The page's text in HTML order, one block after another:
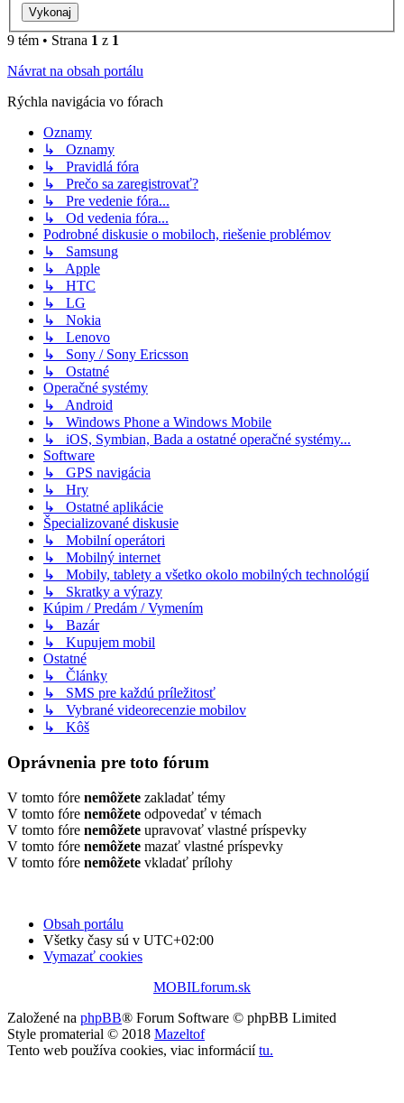
9 tém • Strana 1 z 1
Návrat na obsah portálu
Rýchla navigácia vo fórach
Oznamy
↳ Oznamy
↳ Pravidlá fóra
↳ Prečo sa zaregistrovať?
↳ Pre vedenie fóra...
↳ Od vedenia fóra...
Podrobné diskusie o mobiloch, riešenie problémov
↳ Samsung
↳ Apple
↳ HTC
↳ LG
↳ Nokia
↳ Lenovo
↳ Sony / Sony Ericsson
↳ Ostatné
Operačné systémy
↳ Android
↳ Windows Phone a Windows Mobile
↳ iOS, Symbian, Bada a ostatné operačné systémy...
Software
↳ GPS navigácia
↳ Hry
↳ Ostatné aplikácie
Špecializované diskusie
↳ Mobilní operátori
↳ Mobilný internet
↳ Mobily, tablety a všetko okolo mobilných technológií
↳ Skratky a výrazy
Kúpim / Predám / Vymením
↳ Bazár
↳ Kupujem mobil
Ostatné
↳ Články
↳ SMS pre každú príležitosť
↳ Vybrané videorecenzie mobilov
↳ Kôš
Oprávnenia pre toto fórum
V tomto fóre nemôžete zakladať témy
V tomto fóre nemôžete odpovedať v témach
V tomto fóre nemôžete upravovať vlastné príspevky
V tomto fóre nemôžete mazať vlastné príspevky
V tomto fóre nemôžete vkladať prílohy
Obsah portálu
Všetky časy sú v UTC+02:00
Vymazať cookies
MOBILforum.sk
Založené na phpBB® Forum Software © phpBB Limited
Style promaterial © 2018 Mazeltof
Tento web používa cookies, viac informáciítu.